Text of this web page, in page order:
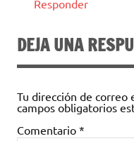
Responder
DEJA UNA
Tu dirección de correo
campos obligatorios
Comentario *